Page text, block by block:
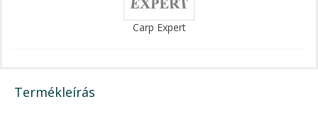
Carp Expert
Termékleírás